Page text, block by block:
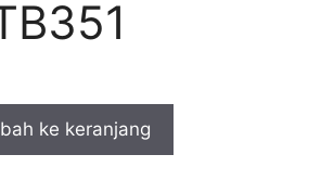
ke keranjang